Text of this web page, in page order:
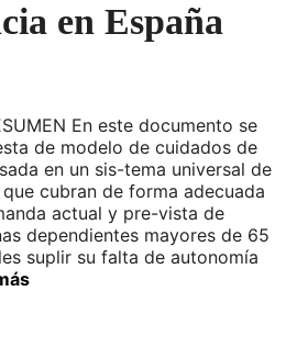
en España
En este documento se
de modelo de cuidados de
en un sis-tema universal de
cubran de forma adecuada
actual y pre-vista de
dependientes mayores de 65
suplir su falta de autonomía